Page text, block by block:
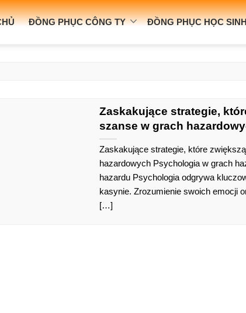
ĐỒNG PHỤC CÔNG TY ĐỒNG PHỤC HỌC
Zaskakujące strategie,
szanse w grach
Zaskakujące strategie, które
hazardowych Psychologia w grach
hazardu Psychologia odgrywa
kasynie. Zrozumienie swoich emocji
[…]